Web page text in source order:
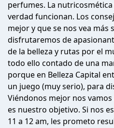
perfumes. La
verdad funcionan. Los
mejor y que se nos vea más
disfrutaremos de
de la belleza y rutas por el
todo ello contado de una
porque en Belleza Capital
un juego (muy serio), para
Viéndonos mejor nos
es nuestro objetivo. Si nos
11 a 12 am, les prometo